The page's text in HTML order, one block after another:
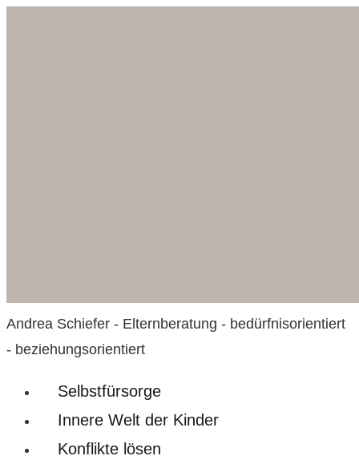
Andrea Schiefer - Elternberatung - bedürfnisorientiert
- beziehungsorientiert
Selbstfürsorge
Innere Welt der Kinder
Konflikte lösen